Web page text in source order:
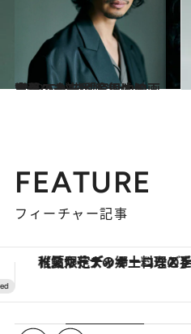
2022.5.13
斎藤 工が描く育児と映画業界の未来 「育児中の方々こそ一番娯楽が必要」
カルチャー
FEATURE
フィーチャー記事